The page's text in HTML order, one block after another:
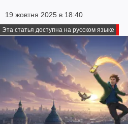
19 жовтня 2025 в 18:40
Эта статья доступна на русском языке